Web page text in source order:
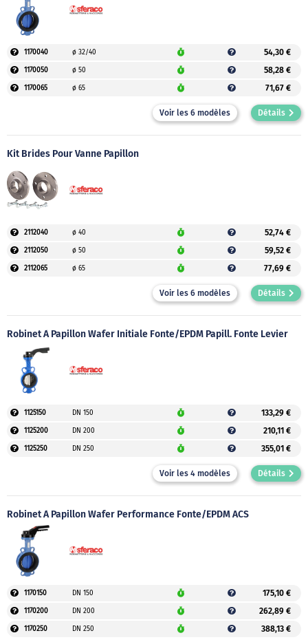
1170040 ø 32/40 54,30 €
1170050 ø 50 58,28 €
1170065 ø 65 71,67 €
Voir les 6 modèles Détails
Kit Brides Pour Vanne Papillon
2112040 ø 40 52,74 €
2112050 ø 50 59,52 €
2112065 ø 65 77,69 €
Voir les 6 modèles Détails
Robinet À Papillon Wafer Initiale Fonte/EPDM Papill. Fonte Levier
1125150 DN 150 133,29 €
1125200 DN 200 210,11 €
1125250 DN 250 355,01 €
Voir les 4 modèles Détails
Robinet À Papillon Wafer Performance Fonte/EPDM ACS
1170150 DN 150 175,10 €
1170200 DN 200 262,89 €
1170250 DN 250 388,13 €